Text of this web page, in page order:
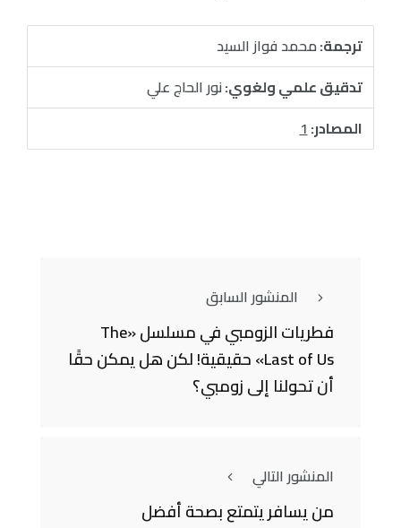
ترجمة:محمد فواز السيد
تدقيق علمي ولغوي:نور الحاج علي
المصادر:1
المنشور السابق
فطريات الزومبي في مسلسل «The
Last of Us» حقيقية! لكن هل يمكن حقًا
أن تحولنا إلى زومبي؟
المنشور التالي
من يسافر يتمتع بصحة أفضل